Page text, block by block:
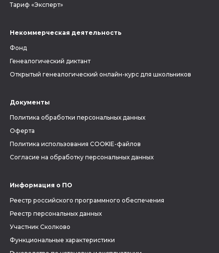
Тариф «Эксперт»
Некоммерческая деятельность
Фонд
Генеалогический диктант
Открытый генеалогический онлайн-курс для школьников
Документы
Политика обработки персональных данных
Оферта
Политика использования COOKIE-файлов
Согласие на обработку персональных данных
Информация о ПО
Реестр российского программного обеспечения
Реестр персональных данных
Участник Сколково
Функциональные характеристики